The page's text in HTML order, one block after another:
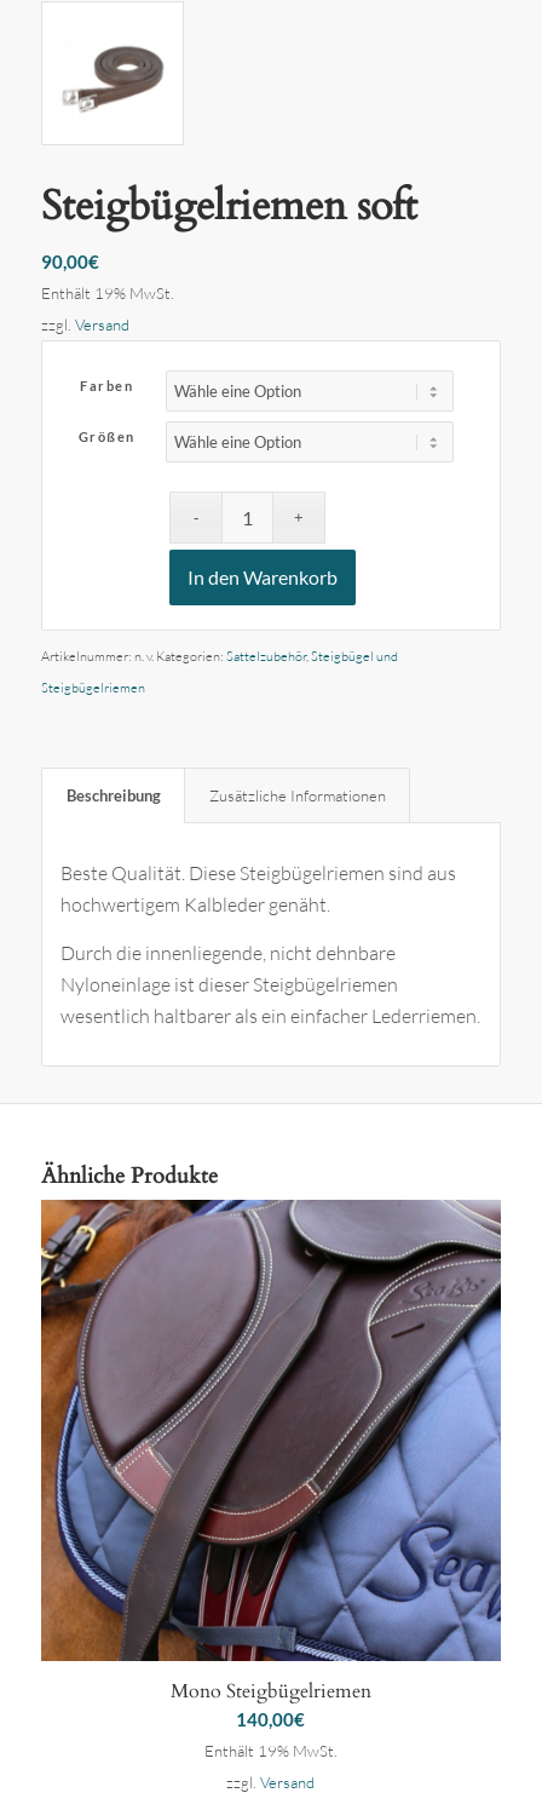
Steigbügelriemen soft
90,00€
Enthält 19% MwSt.
zzgl. Versand
Farben
Größen
In den Warenkorb
Artikelnummer: n. v. Kategorien: Sattelzubehör, Steigbügel und
Steigbügelriemen
Beschreibung Zusätzliche Informationen
Beste Qualität. Diese Steigbügelriemen sind aus
hochwertigem Kalbleder genäht.
Durch die innenliegende, nicht dehnbare
Nyloneinlage ist dieser Steigbügelriemen
wesentlich haltbarer als ein einfacher Lederriemen.
Ähnliche Produkte
Mono Steigbügelriemen
140,00€
Enthält 19% MwSt.
zzgl.Versand